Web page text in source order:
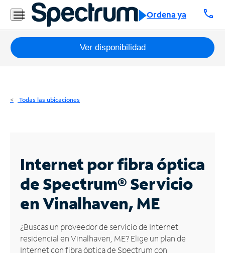
Ordena ya call
Residencial
Business
Paquetes
Internet
Business
Contáctanos
Inglés
Administrar
Ver disponibilidad
Todas las ubicaciones
Internet por fibra óptica
de Spectrum®Servicio
en Vinalhaven, ME
¿Buscas un proveedor de servicio de Internet
residencial en Vinalhaven, ME? Elige un plan de
Internet con fibra óptica de Spectrum con